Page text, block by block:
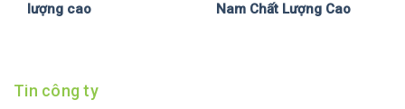
lượng cao
Nam Chất Lượng Cao
Tin công ty